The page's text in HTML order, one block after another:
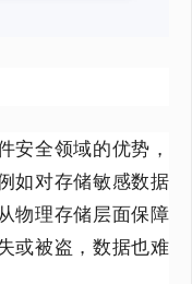
安全领域的优势，
如对存储敏感数据
物理存储层面保障
或被盗，数据也难